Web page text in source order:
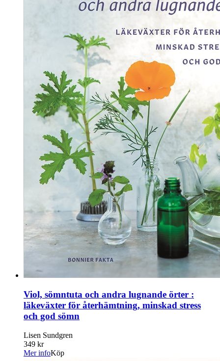
Viol, sömntuta och andra lugnande örter :
läkeväxter för återhämtning, minskad stress
och god sömn
Lisen Sundgren
349 kr
Mer infoKöp